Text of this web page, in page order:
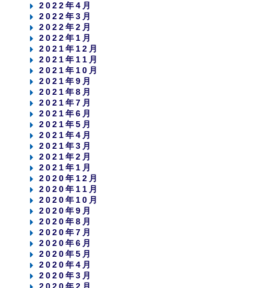
2022年4月
2022年3月
2022年2月
2022年1月
2021年12月
2021年11月
2021年10月
2021年9月
2021年8月
2021年7月
2021年6月
2021年5月
2021年4月
2021年3月
2021年2月
2021年1月
2020年12月
2020年11月
2020年10月
2020年9月
2020年8月
2020年7月
2020年6月
2020年5月
2020年4月
2020年3月